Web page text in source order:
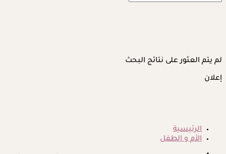
لم يتم العثور على نتائج البحث
إعلان
الرئيسية
الأم و الطفل